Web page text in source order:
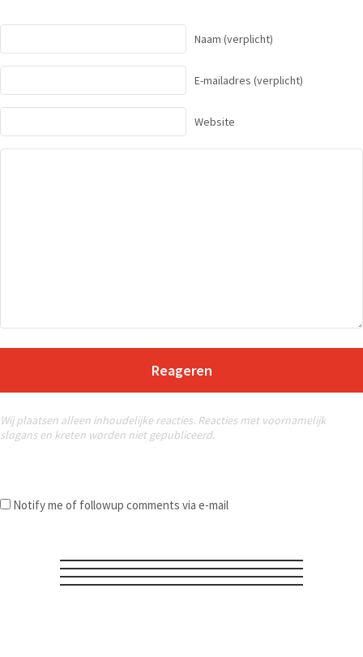
Naam (verplicht)
E-mailadres (verplicht)
Website
Reageren
Wij plaatsen alleen inhoudelijke reacties. Reacties met voornamelijk
slogans en kreten worden niet gepubliceerd.
Notify me of followup comments via e-mail